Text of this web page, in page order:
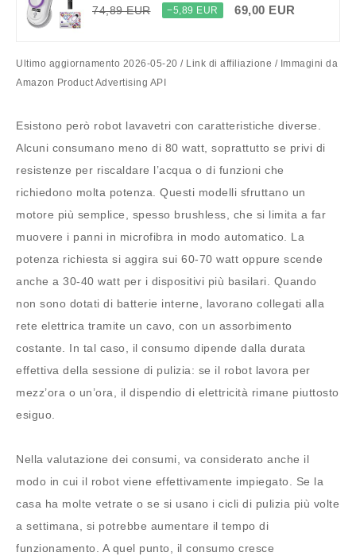
74,89 EUR −5,89 EUR 69,00 EUR
Ultimo aggiornamento 2026-05-20 / Link di affiliazione / Immagini da
Amazon Product Advertising API
Esistono però robot lavavetri con caratteristiche diverse.
Alcuni consumano meno di 80 watt, soprattutto se privi di
resistenze per riscaldare l’acqua o di funzioni che
richiedono molta potenza. Questi modelli sfruttano un
motore più semplice, spesso brushless, che si limita a far
muovere i panni in microfibra in modo automatico. La
potenza richiesta si aggira sui 60-70 watt oppure scende
anche a 30-40 watt per i dispositivi più basilari. Quando
non sono dotati di batterie interne, lavorano collegati alla
rete elettrica tramite un cavo, con un assorbimento
costante. In tal caso, il consumo dipende dalla durata
effettiva della sessione di pulizia: se il robot lavora per
mezz’ora o un’ora, il dispendio di elettricità rimane piuttosto
esiguo.
Nella valutazione dei consumi, va considerato anche il
modo in cui il robot viene effettivamente impiegato. Se la
casa ha molte vetrate o se si usano i cicli di pulizia più volte
a settimana, si potrebbe aumentare il tempo di
funzionamento. A quel punto, il consumo cresce